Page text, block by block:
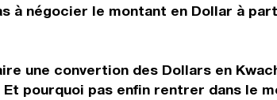
à négocier le montant en Dollar à
une convertion des Dollars en
pourquoi pas enfin rentrer dans le